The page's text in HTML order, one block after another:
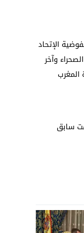
الإتحاد
وآخر
المغرب
سابق